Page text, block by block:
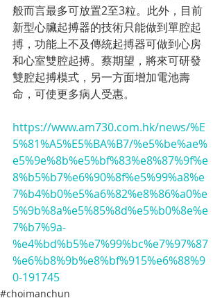
般而言最多可放置2至3粒。此外，目前
新型心臟起搏器的技術只能做到單腔起
搏，功能上不及傳統起搏器可做到心房
和心室雙腔起搏。蔡期望，將來可研發
雙腔起搏模式，另一方面增加電池壽
命，可使更多病人受惠。
https://www.am730.com.hk/news/%E
5%81%A5%E5%BA%B7/%e5%be%ae%
e5%9e%8b%e5%bf%83%e8%87%9f%e
8%b5%b7%e6%90%8f%e5%99%a8%e
7%b4%b0%e5%a6%82%e8%86%a0%e
5%9b%8a%e5%85%8d%e5%b0%8e%e
7%b7%9a-
%e4%bd%b5%e7%99%bc%e7%97%87
%e6%b8%9b%e8%bf%915%e6%88%9
0-191745
#choimanchun